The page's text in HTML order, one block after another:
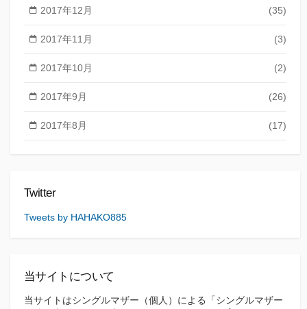
2017年12月 (35)
2017年11月 (3)
2017年10月 (2)
2017年9月 (26)
2017年8月 (17)
Twitter
Tweets by HAHAKO885
当サイトについて
当サイトはシングルマザー（個人）による「シングルマザー